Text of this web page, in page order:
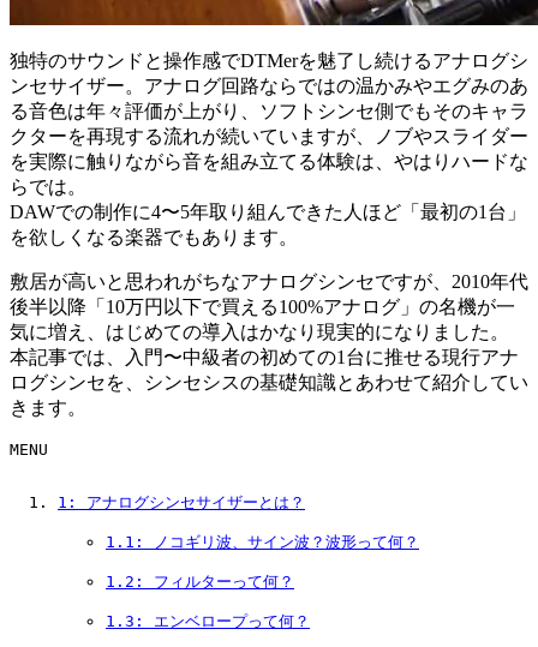
独特のサウンドと操作感でDTMerを魅了し続けるアナログシ
ンセサイザー。アナログ回路ならではの温かみやエグみのあ
る音色は年々評価が上がり、ソフトシンセ側でもそのキャラ
クターを再現する流れが続いていますが、ノブやスライダー
を実際に触りながら音を組み立てる体験は、やはりハードな
らでは。
DAWでの制作に4〜5年取り組んできた人ほど「最初の1台」
を欲しくなる楽器でもあります。
敷居が高いと思われがちなアナログシンセですが、2010年代
後半以降「10万円以下で買える100%アナログ」の名機が一
気に増え、はじめての導入はかなり現実的になりました。
本記事では、入門〜中級者の初めての1台に推せる現行アナ
ログシンセを、シンセシスの基礎知識とあわせて紹介してい
きます。
MENU
1: アナログシンセサイザーとは？
1.1: ノコギリ波、サイン波？波形って何？
1.2: フィルターって何？
1.3: エンベロープって何？